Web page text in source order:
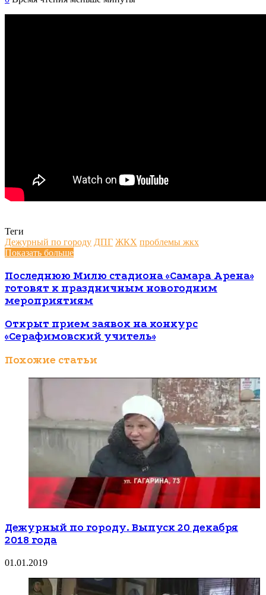
Теги
Дежурный по городу ДПГ ЖКХ проблемы жкх
Показать больше
Последнюю Милю стадиона «Самара Арена»
готовят к праздничным новогодним
мероприятиям
Открыт прием заявок на конкурс
«Серафимовский учитель»
Похожие статьи
Дежурный по городу. Выпуск 20 декабря
2018 года
01.01.2019